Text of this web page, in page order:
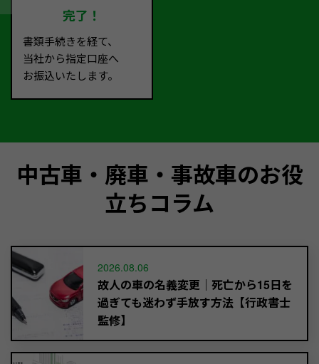
完了！
書類手続きを経て、
当社から指定口座へ
お振込いたします。
中古車・廃車・事故車のお役
立ちコラム
2026.08.06
故人の車の名義変更｜死亡から15日を
過ぎても迷わず手放す方法【行政書士
監修】